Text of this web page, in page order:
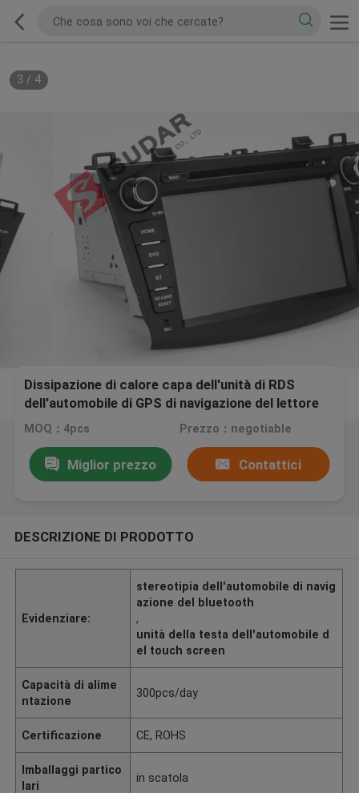
3 / 4
Dissipazione di calore capa dell'unità di RDS
dell'automobile di GPS di navigazione del lettore
DVD del touch screen radiofonico di Mazda 3
MOQ：4pcs Prezzo：negotiable
Miglior prezzo Contattici
DESCRIZIONE DI PRODOTTO
Evidenziare:
stereotipia dell'automobile di navig
azione del bluetooth
,
unità della testa dell'automobile d
el touch screen
Capacità di alime
ntazione
300pcs/day
Certificazione CE, ROHS
Imballaggi partico
lari
in scatola